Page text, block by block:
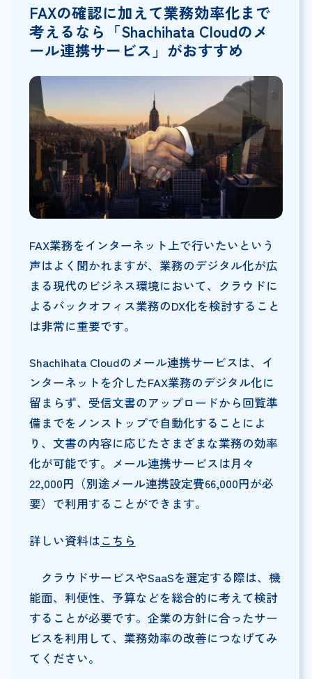
FAXの確認に加えて業務効率化まで
考えるなら「Shachihata Cloudのメ
ール連携サービス」がおすすめ
FAX業務をインターネット上で行いたいという
声はよく聞かれますが、業務のデジタル化が広
まる現代のビジネス環境において、クラウドに
よるバックオフィス業務のDX化を検討すること
は非常に重要です。
Shachihata Cloudのメール連携サービスは、イ
ンターネットを介したFAX業務のデジタル化に
留まらず、受信文書のアップロードから回覧準
備までをノンストップで自動化することによ
り、文書の内容に応じたさまざまな業務の効率
化が可能です。メール連携サービスは月々
22,000円（別途メール連携設定費66,000円が必
要）で利用することができます。
詳しい資料はこちら
クラウドサービスやSaaSを選定する際は、機
能面、利便性、予算などを総合的に考えて検討
することが必要です。企業の方針に合ったサー
ビスを利用して、業務効率の改善につなげてみ
てください。